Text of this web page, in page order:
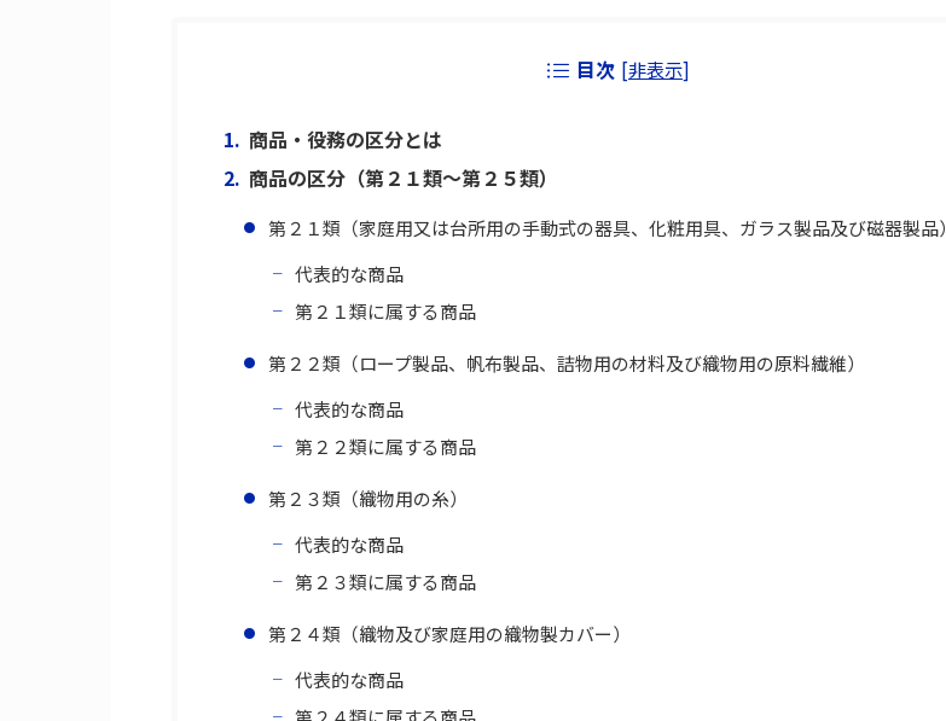
目次 [非表示]
商品・役務の区分とは
商品の区分（第２１類～第２５類）
第２１類（家庭用又は台所用の手動式の器具、化粧用具、ガラス製品及び磁器製品）
代表的な商品
第２１類に属する商品
第２２類（ロープ製品、帆布製品、詰物用の材料及び織物用の原料繊維）
代表的な商品
第２２類に属する商品
第２３類（織物用の糸）
代表的な商品
第２３類に属する商品
第２４類（織物及び家庭用の織物製カバー）
代表的な商品